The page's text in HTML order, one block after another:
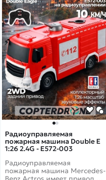
Радиоуправляемая
пожарная машина Double E
1:26 2.4G - E572-003
Радиоуправляемая
пожарная машина Mercedes-